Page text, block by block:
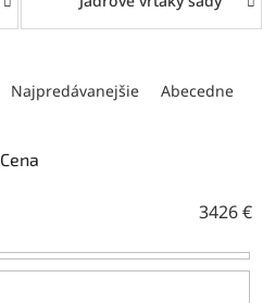
Najpredávanejšie Abecedne
Cena
3426€